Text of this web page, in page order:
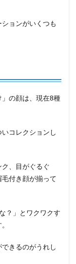
ョンがいくつも
の顔は、現在8種
コレクションし
、目がぐるぐ
付き顔が揃って
？」とワクワクす
きるのがうれし